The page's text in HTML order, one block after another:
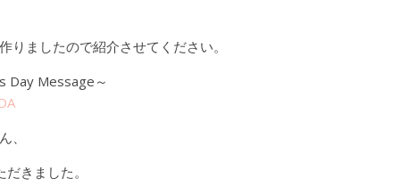
りましたので紹介させてください。
Day Message～
、
きました。